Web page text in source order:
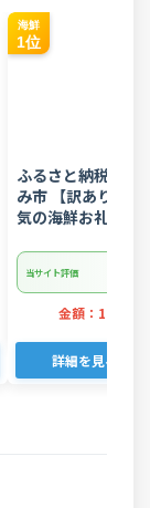
海鮮
1位
ふるさと納税 いす
み市 【訳あり】人
気の海鮮お礼品 チ
り落とし(端材)約
3kg
当サイト評価
金額：12,000
詳細を見る